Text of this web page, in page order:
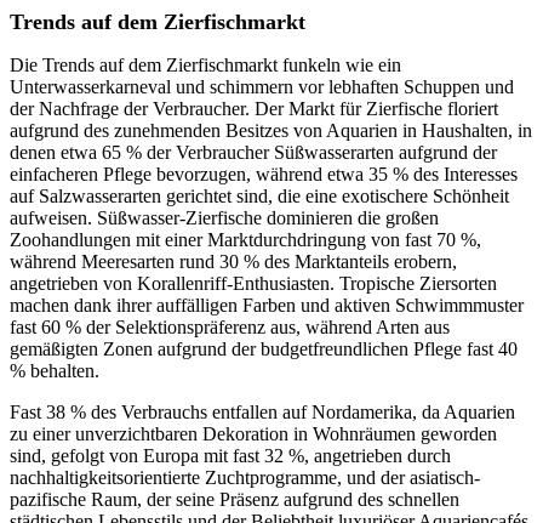
Trends auf dem Zierfischmarkt
Die Trends auf dem Zierfischmarkt funkeln wie ein
Unterwasserkarneval und schimmern vor lebhaften Schuppen und
der Nachfrage der Verbraucher. Der Markt für Zierfische floriert
aufgrund des zunehmenden Besitzes von Aquarien in Haushalten, in
denen etwa 65 % der Verbraucher Süßwasserarten aufgrund der
einfacheren Pflege bevorzugen, während etwa 35 % des Interesses
auf Salzwasserarten gerichtet sind, die eine exotischere Schönheit
aufweisen. Süßwasser-Zierfische dominieren die großen
Zoohandlungen mit einer Marktdurchdringung von fast 70 %,
während Meeresarten rund 30 % des Marktanteils erobern,
angetrieben von Korallenriff-Enthusiasten. Tropische Ziersorten
machen dank ihrer auffälligen Farben und aktiven Schwimmmuster
fast 60 % der Selektionspräferenz aus, während Arten aus
gemäßigten Zonen aufgrund der budgetfreundlichen Pflege fast 40
% behalten.
Fast 38 % des Verbrauchs entfallen auf Nordamerika, da Aquarien
zu einer unverzichtbaren Dekoration in Wohnräumen geworden
sind, gefolgt von Europa mit fast 32 %, angetrieben durch
nachhaltigkeitsorientierte Zuchtprogramme, und der asiatisch-
pazifische Raum, der seine Präsenz aufgrund des schnellen